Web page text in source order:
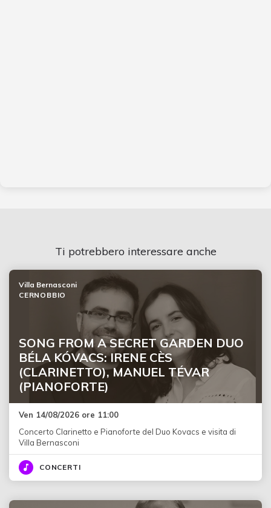
Ti potrebbero interessare anche
SONG FROM A SECRET GARDEN DUO
BÉLA KÓVACS: IRENE CÈS
(CLARINETTO), MANUEL TÉVAR
(PIANOFORTE)
Villa Bernasconi
CERNOBBIO
Ven 14/08/2026 ore 11:00
Concerto Clarinetto e Pianoforte del Duo Kovacs e visita di
Villa Bernasconi
CONCERTI